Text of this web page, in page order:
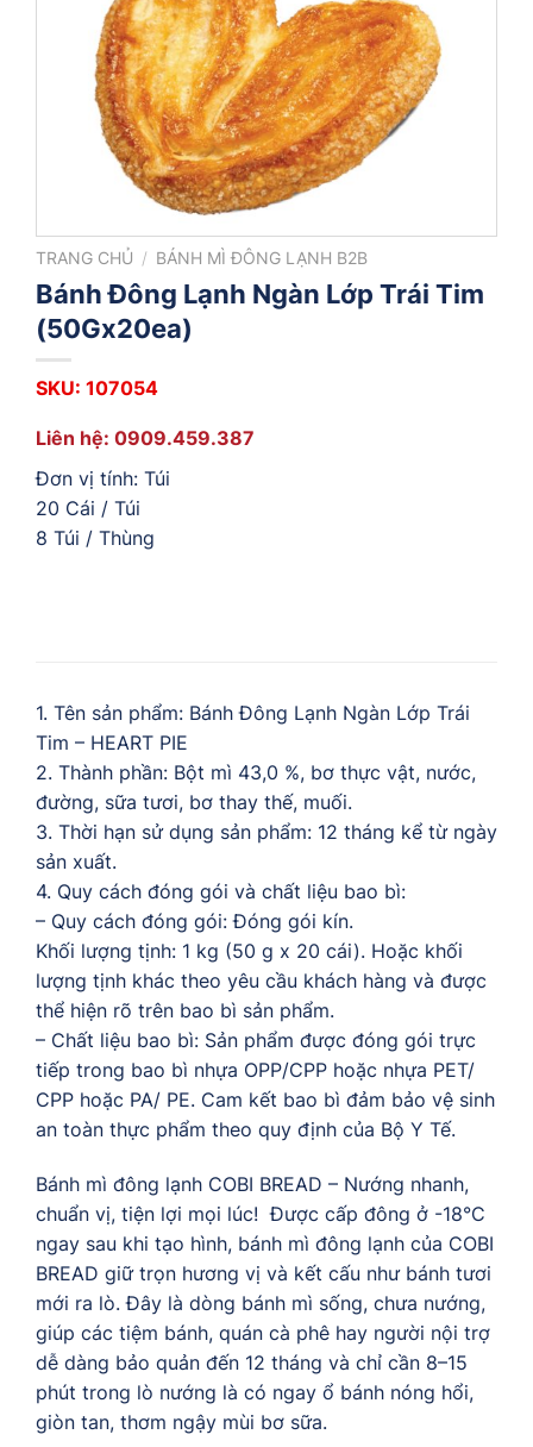
TRANG CHỦ / BÁNH MÌ ĐÔNG LẠNH B2B
Bánh Đông Lạnh Ngàn Lớp Trái Tim
(50Gx20ea)
SKU: 107054
Liên hệ: 0909.459.387
Đơn vị tính: Túi
20 Cái / Túi
8 Túi / Thùng
1. Tên sản phẩm: Bánh Đông Lạnh Ngàn Lớp Trái
Tim – HEART PIE
2. Thành phần: Bột mì 43,0 %, bơ thực vật, nước,
đường, sữa tươi, bơ thay thế, muối.
3. Thời hạn sử dụng sản phẩm: 12 tháng kể từ ngày
sản xuất.
4. Quy cách đóng gói và chất liệu bao bì:
– Quy cách đóng gói: Đóng gói kín.
Khối lượng tịnh: 1 kg (50 g x 20 cái). Hoặc khối
lượng tịnh khác theo yêu cầu khách hàng và được
thể hiện rõ trên bao bì sản phẩm.
– Chất liệu bao bì: Sản phẩm được đóng gói trực
tiếp trong bao bì nhựa OPP/CPP hoặc nhựa PET/
CPP hoặc PA/ PE. Cam kết bao bì đảm bảo vệ sinh
an toàn thực phẩm theo quy định của Bộ Y Tế.
Bánh mì đông lạnh COBI BREAD – Nướng nhanh,
chuẩn vị, tiện lợi mọi lúc! Được cấp đông ở -18°C
ngay sau khi tạo hình, bánh mì đông lạnh của COBI
BREAD giữ trọn hương vị và kết cấu như bánh tươi
mới ra lò. Đây là dòng bánh mì sống, chưa nướng,
giúp các tiệm bánh, quán cà phê hay người nội trợ
dễ dàng bảo quản đến 12 tháng và chỉ cần 8–15
phút trong lò nướng là có ngay ổ bánh nóng hổi,
giòn tan, thơm ngậy mùi bơ sữa.